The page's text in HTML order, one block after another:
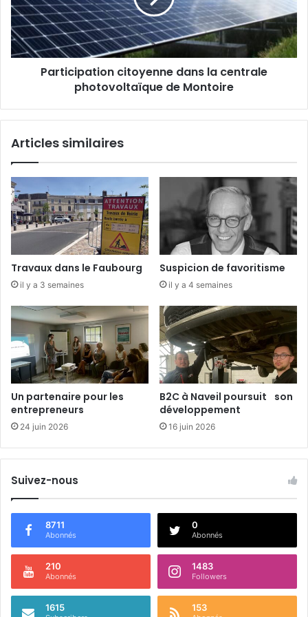
c
i
p
a
i
y
e
n
n
a
n
l
c
e
n
r
l
e
p
h
t
o
a
Participation citoyenne dans la centrale
photovoltaïque de Montoire
Articles similaires
Travaux dans le Faubourg
il y a 3 semaines
Suspicion de favoritisme
il y a 4 semaines
Un partenaire pour les
entrepreneurs
24 juin 2026
B2C à Naveil poursuit son
développement
16 juin 2026
Suivez-nous
8711
Abonnés
0
Abonnés
210
Abonnés
1483
Followers
1615 153